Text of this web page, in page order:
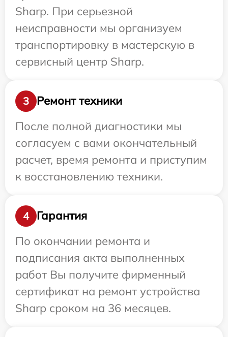
Sharp. При серьезной
неисправности мы организуем
транспортировку в мастерскую в
сервисный центр Sharp.
3
Ремонт техники
После полной диагностики мы
согласуем с вами окончательный
расчет, время ремонта и приступим
к восстановлению техники.
4
Гарантия
По окончании ремонта и
подписания акта выполненных
работ Вы получите фирменный
сертификат на ремонт устройства
Sharp сроком на 36 месяцев.